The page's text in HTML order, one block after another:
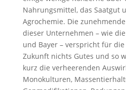
Nahrungsmittel, das Saatgut
Agrochemie. Die
dieser Unternehmen – wie
und Bayer – verspricht für
Zukunft nichts Gutes und so
kurz die verheerenden
Monokulturen,